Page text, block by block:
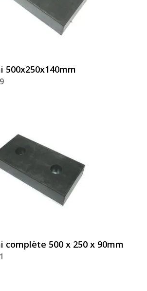
500x250x140mm
complète 500 x 250 x 90mm